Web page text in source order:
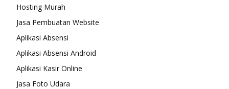
Hosting Murah
Jasa Pembuatan Website
Aplikasi Absensi
Aplikasi Absensi Android
Aplikasi Kasir Online
Jasa Foto Udara